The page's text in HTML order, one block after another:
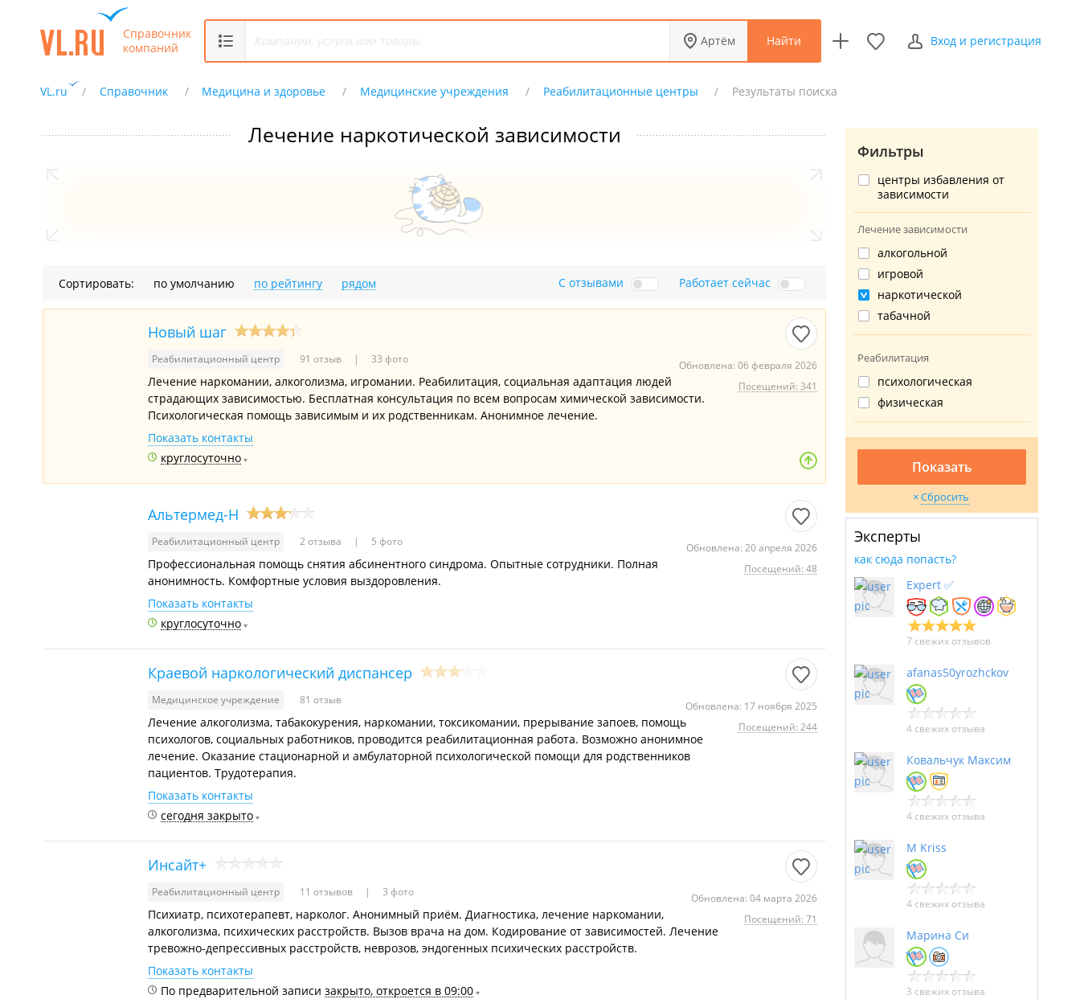
Справочник
компаний
Артём Найти Вход и регистрация
VL.ru Справочник Медицина и здоровье Медицинские учреждения Реабилитационные центры Результаты поиска
Лечение наркотической зависимости
Сортировать: по умолчанию по рейтингу рядом С отзывами Работает сейчас
Новый шаг
Реабилитационный центр 91 отзыв 33 фото
Обновлена: 06 февраля 2026
Посещений: 341
Лечение наркомании, алкоголизма, игромании. Реабилитация, социальная адаптация людей
страдающих зависимостью. Бесплатная консультация по всем вопросам химической зависимости.
Психологическая помощь зависимым и их родственникам. Анонимное лечение.
Показать контакты
круглосуточно
Альтермед-Н
Реабилитационный центр 2 отзыва 5 фото
Обновлена: 20 апреля 2026
Посещений: 48
Профессиональная помощь снятия абсинентного синдрома. Опытные сотрудники. Полная
анонимность. Комфортные условия выздоровления.
Показать контакты
круглосуточно
Краевой наркологический диспансер
Медицинское учреждение 81 отзыв
Обновлена: 17 ноября 2025
Посещений: 244
Лечение алкоголизма, табакокурения, наркомании, токсикомании, прерывание запоев, помощь
психологов, социальных работников, проводится реабилитационная работа. Возможно анонимное
лечение. Оказание стационарной и амбулаторной психологической помощи для родственников
пациентов. Трудотерапия.
Показать контакты
сегодня закрыто
Инсайт+
Реабилитационный центр 11 отзывов 3 фото
Обновлена: 04 марта 2026
Посещений: 71
Психиатр, психотерапевт, нарколог. Анонимный приём. Диагностика, лечение наркомании,
алкоголизма, психических расстройств. Вызов врача на дом. Кодирование от зависимостей. Лечение
тревожно-депрессивных расстройств, неврозов, эндогенных психических расстройств.
Показать контакты
По предварительной записи закрыто, откроется в 09:00
Фильтры
центры избавления от
зависимости
Лечение зависимости
алкогольной
игровой
наркотической
табачной
Реабилитация
психологическая
физическая
Показать
Сбросить
Эксперты
как сюда попасть?
Expert ✅
7 свежих отзывов
afanas50yrozhckov
4 свежих отзыва
Ковальчук Максим
4 свежих отзыва
M Kriss
4 свежих отзыва
Марина Си
3 свежих отзыва